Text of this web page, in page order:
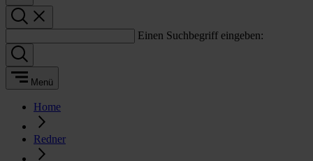
Einen Suchbegriff eingeben:
Menü
Home
Redner